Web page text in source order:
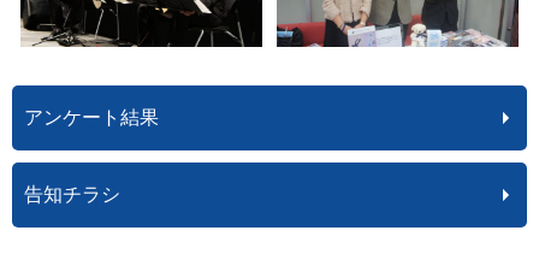
アンケート結果
告知チラシ